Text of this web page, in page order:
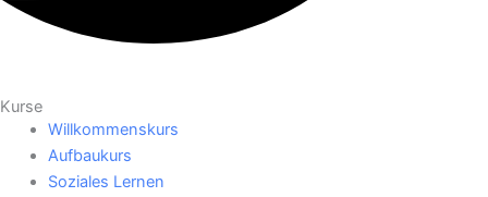
Kurse
Willkommenskurs
Aufbaukurs
Soziales Lernen